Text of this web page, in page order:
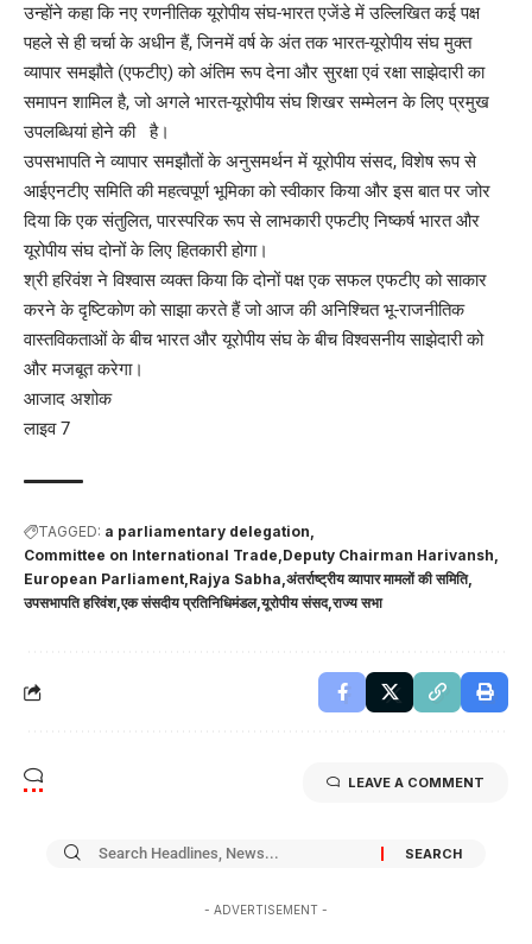
उन्होंने कहा कि नए रणनीतिक यूरोपीय संघ-भारत एजेंडे में उल्लिखित कई पक्ष
पहले से ही चर्चा के अधीन हैं, जिनमें वर्ष के अंत तक भारत-यूरोपीय संघ मुक्त
व्यापार समझौते (एफटीए) को अंतिम रूप देना और सुरक्षा एवं रक्षा साझेदारी का
समापन शामिल है, जो अगले भारत-यूरोपीय संघ शिखर सम्मेलन के लिए प्रमुख
उपलब्धियां होने की है।
उपसभापति ने व्यापार समझौतों के अनुसमर्थन में यूरोपीय संसद, विशेष रूप से
आईएनटीए समिति की महत्वपूर्ण भूमिका को स्वीकार किया और इस बात पर जोर
दिया कि एक संतुलित, पारस्परिक रूप से लाभकारी एफटीए निष्कर्ष भारत और
यूरोपीय संघ दोनों के लिए हितकारी होगा।
श्री हरिवंश ने विश्वास व्यक्त किया कि दोनों पक्ष एक सफल एफटीए को साकार
करने के दृष्टिकोण को साझा करते हैं जो आज की अनिश्चित भू-राजनीतिक
वास्तविकताओं के बीच भारत और यूरोपीय संघ के बीच विश्वसनीय साझेदारी को
और मजबूत करेगा।
आजाद अशोक
लाइव 7
TAGGED: a parliamentary delegation
Committee on International Trade Deputy Chairman Harivansh
European Parliament Rajya Sabha अंतर्राष्ट्रीय व्यापार मामलों की समिति
उपसभापति हरिवंश एक संसदीय प्रतिनिधिमंडल यूरोपीय संसद राज्य सभा
LEAVE A COMMENT
- ADVERTISEMENT -